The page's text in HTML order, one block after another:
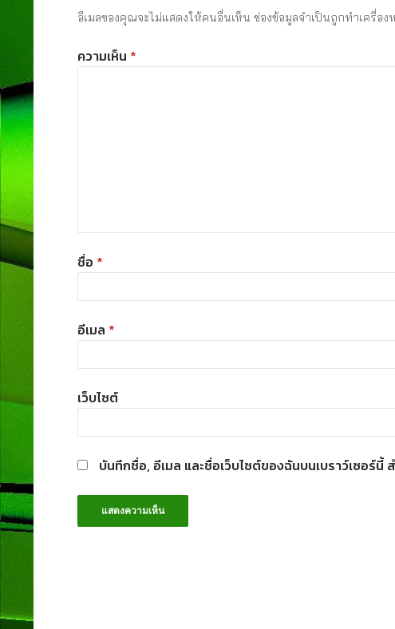
อีเมลของคุณจะไม่แสดงให้คนอื่นเห็น ช่องข้อมูลจำเป็นถูกทำเครื่อง
ความเห็น *
ชื่อ *
อีเมล *
เว็บไซต์
บันทึกชื่อ, อีเมล และชื่อเว็บไซต์ของฉันบนเบราว์เซอร์